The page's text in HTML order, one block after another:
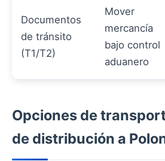
Documentos
de tránsito
(T1/T2)
Mover
mercancía
bajo control
aduanero
Opciones de
de distribución a